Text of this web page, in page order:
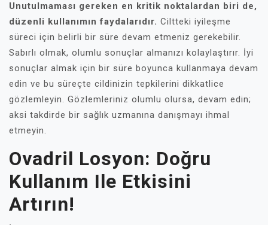
Unutulmaması gereken en kritik noktalardan biri de,
düzenli kullanımın faydalarıdır. Ciltteki iyileşme
süreci için belirli bir süre devam etmeniz gerekebilir.
Sabırlı olmak, olumlu sonuçlar almanızı kolaylaştırır. İyi
sonuçlar almak için bir süre boyunca kullanmaya devam
edin ve bu süreçte cildinizin tepkilerini dikkatlice
gözlemleyin. Gözlemleriniz olumlu olursa, devam edin;
aksi takdirde bir sağlık uzmanına danışmayı ihmal
etmeyin.
Ovadril Losyon: Doğru
Kullanım Ile Etkisini
Artırın!